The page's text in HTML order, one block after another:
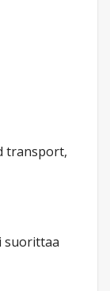
transport,
suorittaa